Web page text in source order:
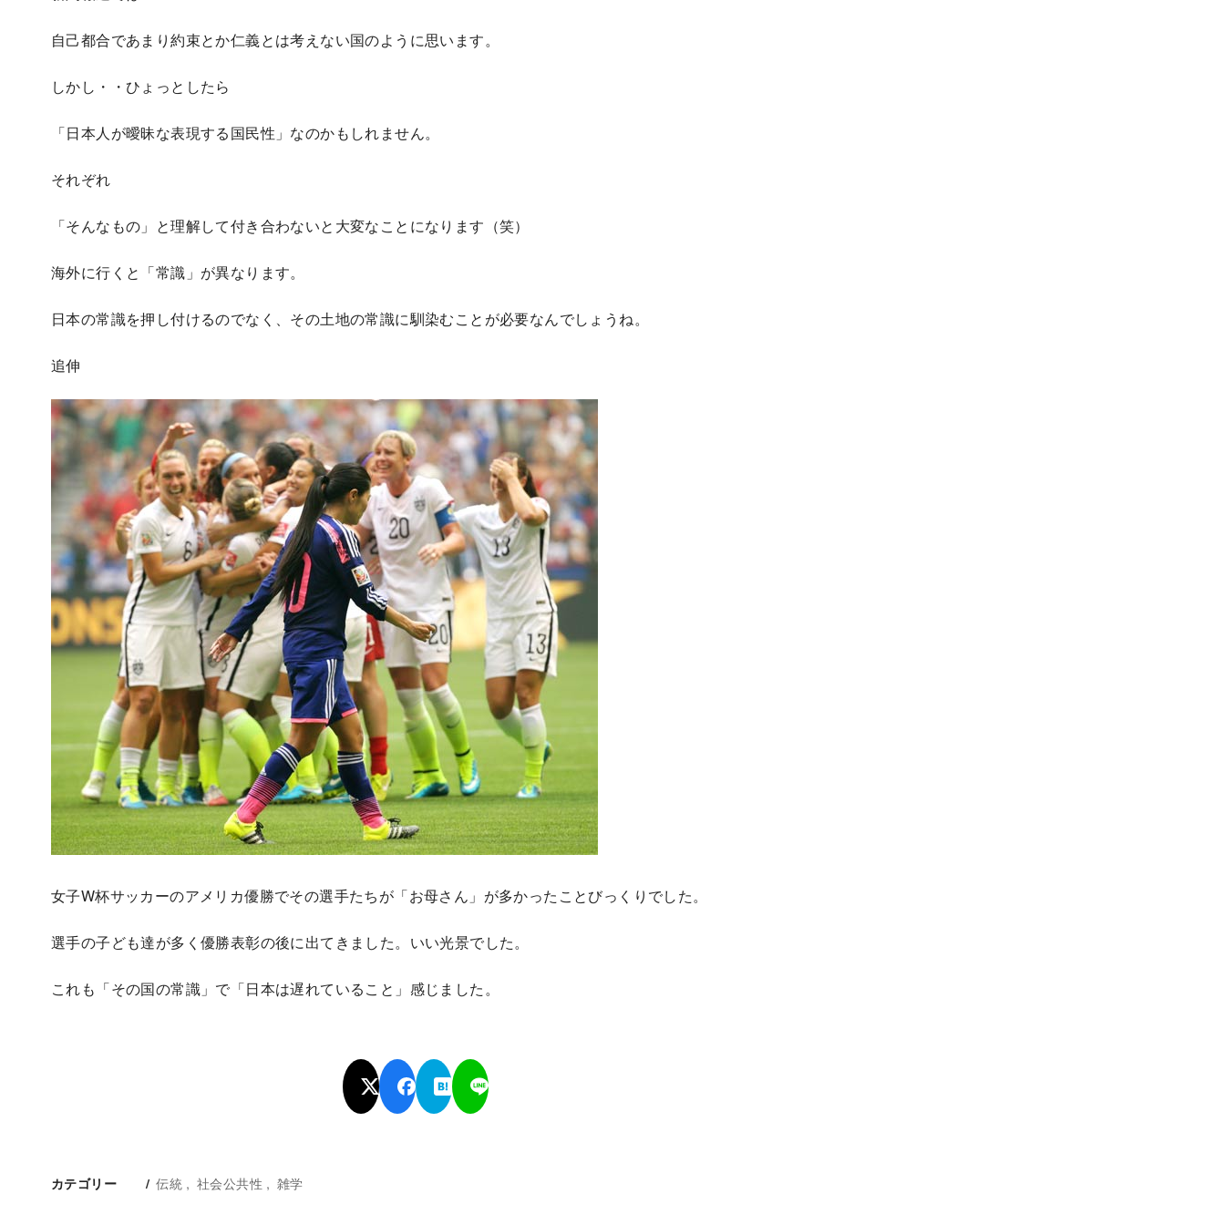
自己都合であまり約束とか仁義とは考えない国のように思います。
しかし・・ひょっとしたら
「日本人が曖昧な表現する国民性」なのかもしれません。
それぞれ
「そんなもの」と理解して付き合わないと大変なことになります（笑）
海外に行くと「常識」が異なります。
日本の常識を押し付けるのでなく、その土地の常識に馴染むことが必要なんでしょうね。
追伸
女子W杯サッカーのアメリカ優勝でその選手たちが「お母さん」が多かったことびっくりでした。
選手の子ども達が多く優勝表彰の後に出てきました。いい光景でした。
これも「その国の常識」で「日本は遅れていること」感じました。
カテゴリー 伝統 社会公共性 雑学